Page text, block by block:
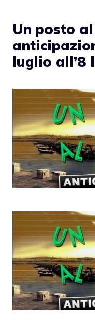
Un posto
luglio all’8